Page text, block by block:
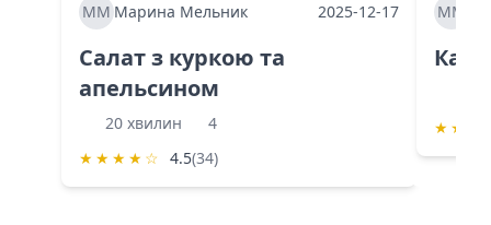
ММ Марина Мельник 2025-12-17
Салат з куркою та
апельсином
20 хвилин
4
★ ★ ★ ★ ☆ 4.5(34)
ММ
★ ★